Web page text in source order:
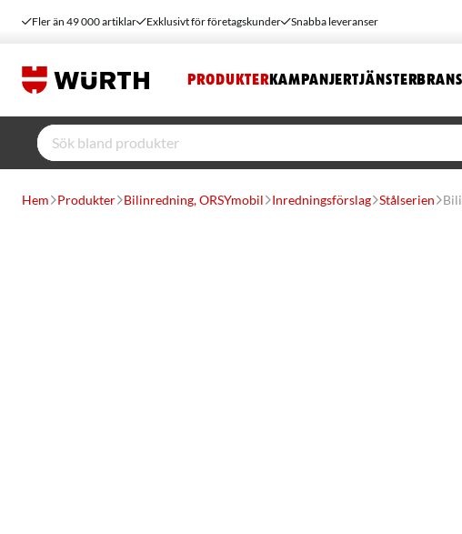
Fler än 49 000 artiklar Exklusivt för företagskunder Snabba leveranser
PRODUKTER KAMPANJERTJÄNSTER
Hem Produkter Bilinredning, ORSYmobil Inredningsförslag Stålserien